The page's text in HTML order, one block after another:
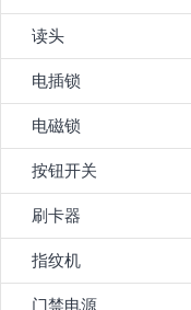
读头
电插锁
电磁锁
按钮开关
刷卡器
指纹机
门禁电源